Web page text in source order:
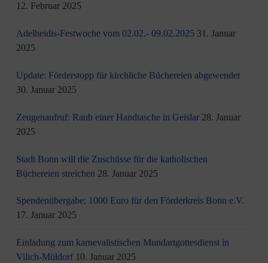
12. Februar 2025
Adelheidis-Festwoche vom 02.02.- 09.02.2025 31. Januar
2025
Update: Förderstopp für kirchliche Büchereien abgewendet
30. Januar 2025
Zeugenaufruf: Raub einer Handtasche in Geislar 28. Januar
2025
Stadt Bonn will die Zuschüsse für die katholischen
Büchereien streichen 28. Januar 2025
Spendenübergabe: 1000 Euro für den Förderkreis Bonn e.V.
17. Januar 2025
Einladung zum karnevalistischen Mundartgottesdienst in
Vilich-Müldorf 10. Januar 2025